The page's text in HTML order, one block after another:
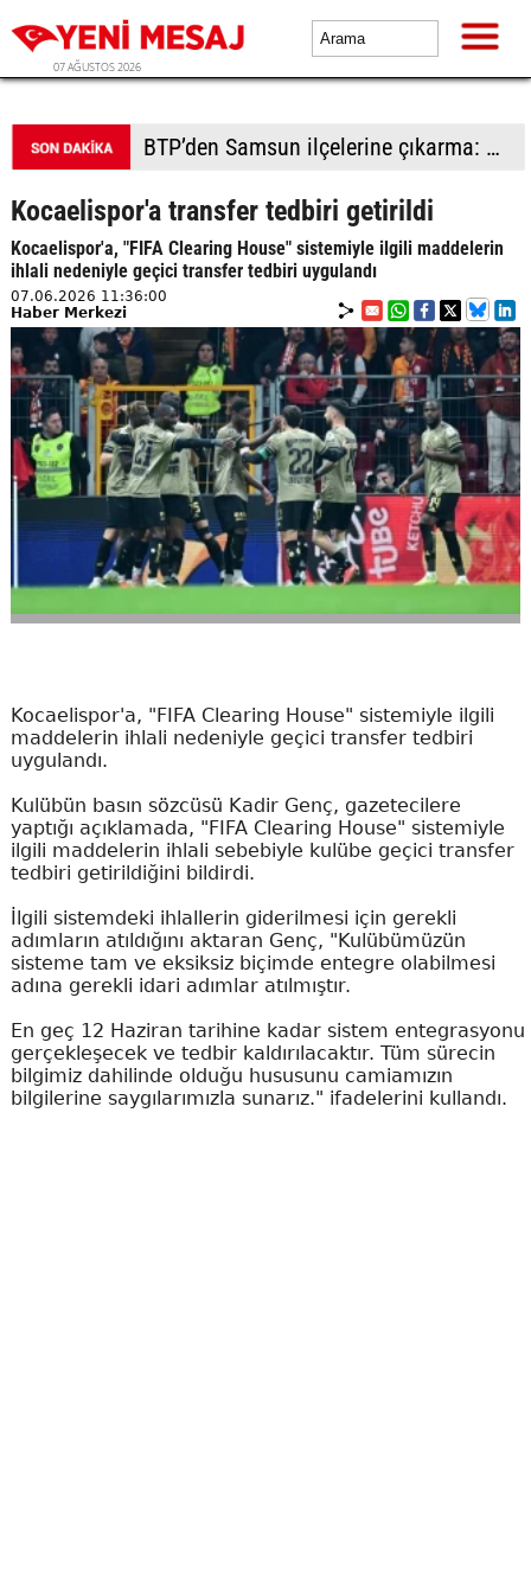
07 AĞUSTOS 2026
BTP’den Samsun ilçelerine çıkarma: Havza’da sel mağduru esnafa destek, Vezirköprü ve Bafra’da saha hamlesi
Kocaelispor'a transfer tedbiri getirildi
Kocaelispor'a, "FIFA Clearing House" sistemiyle ilgili maddelerin
ihlali nedeniyle geçici transfer tedbiri uygulandı
07.06.2026 11:36:00
Haber Merkezi
Kocaelispor'a, "FIFA Clearing House" sistemiyle ilgili
maddelerin ihlali nedeniyle geçici transfer tedbiri
uygulandı.
Kulübün basın sözcüsü Kadir Genç, gazetecilere
yaptığı açıklamada, "FIFA Clearing House" sistemiyle
ilgili maddelerin ihlali sebebiyle kulübe geçici transfer
tedbiri getirildiğini bildirdi.
İlgili sistemdeki ihlallerin giderilmesi için gerekli
adımların atıldığını aktaran Genç, "Kulübümüzün
sisteme tam ve eksiksiz biçimde entegre olabilmesi
adına gerekli idari adımlar atılmıştır.
En geç 12 Haziran tarihine kadar sistem entegrasyonu
gerçekleşecek ve tedbir kaldırılacaktır. Tüm sürecin
bilgimiz dahilinde olduğu hususunu camiamızın
bilgilerine saygılarımızla sunarız." ifadelerini kullandı.